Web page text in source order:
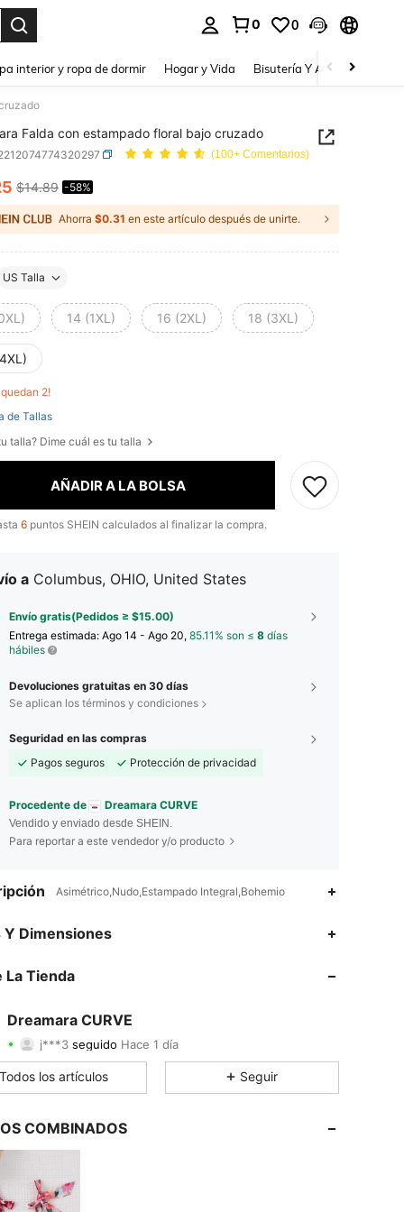
0 0
interior y ropa de dormir Hogar y Vida Bisutería Y Accesorios
Falda con estampado floral bajo cruzado
(100+ Comentarios)
AND AVAILABILITY
$14.89 -58%
Ahorra $0.31 en este artículo después de unirte.
US Talla
14 (1XL) 16 (2XL) 18 (3XL)
quedan 2!
de Tallas
talla? Dime cuál es tu talla
AÑADIR A LA BOLSA
6 puntos SHEIN calculados al finalizar la compra.
a Columbus, OHIO, United States
Envío gratis(Pedidos ≥ $15.00)
Entrega estimada: Ago 14 - Ago 20, 85.11% son ≤ 8 días
hábiles
Devoluciones gratuitas en 30 días
Se aplican los términos y condiciones
Seguridad en las compras
Pagos seguros
Protección de privacidad
Procedente de Dreamara CURVE
Vendido y enviado desde SHEIN.
Para reportar a este vendedor y/o producto
Asimétrico,Nudo,Estampado Integral,Bohemio
Y Dimensiones
La Tienda
Dreamara CURVE
j***3 seguido
4.74 Calificación 411Artículos
4.74
4.74 411
4.74
Todos los artículos Seguir
COMBINADOS